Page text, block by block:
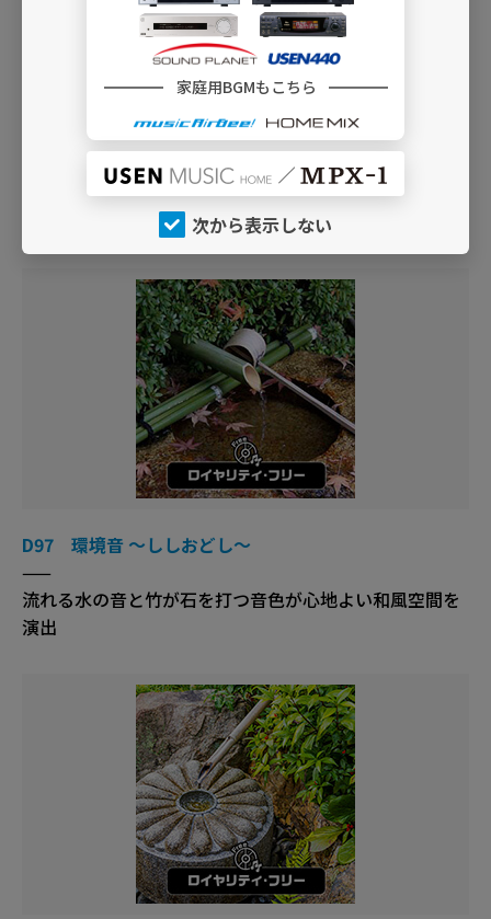
D62 環境音 ～風鈴～
涼を感じる夏の風物詩の風鈴の音色をお届け
D97 環境音 ～ししおどし～
——
流れる水の音と竹が石を打つ音色が心地よい和風空間を
演出
家庭用BGMもこちら
次から表示しない